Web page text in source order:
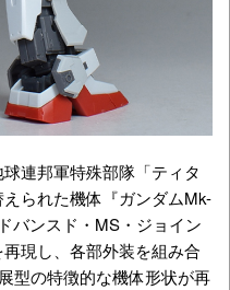
連邦軍特殊部隊「ティタ
られた機体『ガンダムMk-
バンスド・MS・ジョイン
現し、各部外装を組み合
型の特徴的な機体形状が再